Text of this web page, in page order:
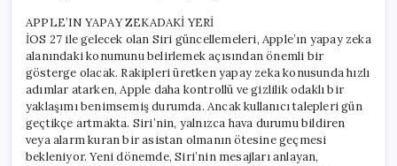
APPLE’IN YAPAY ZEKADAKİ YERİ
İOS 27 ile gelecek olan Siri güncellemeleri, Apple’ın yapay zeka
alanındaki konumunu belirlemek açısından önemli bir
gösterge olacak. Rakipleri üretken yapay zeka konusunda hızlı
adımlar atarken, Apple daha kontrollü ve gizlilik odaklı bir
yaklaşımı benimsemiş durumda. Ancak kullanıcı talepleri gün
geçtikçe artmakta. Siri’nin, yalnızca hava durumu bildiren
veya alarm kuran bir asistan olmanın ötesine geçmesi
bekleniyor. Yeni dönemde, Siri’nin mesajları anlayan,